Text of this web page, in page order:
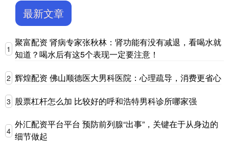
最新文章
1
聚富配资 肾病专家张秋林：肾功能有没有减退，看喝水就
知道？喝水后有这5个表现一定要注意！
2 辉煌配资 佛山顺德医大男科医院：心理疏导，消费更省心
3 股票杠杆怎么加 比较好的呼和浩特男科诊所哪家强
4
外汇配资平台平台 预防前列腺“出事”，关键在于从身边的
细节做起